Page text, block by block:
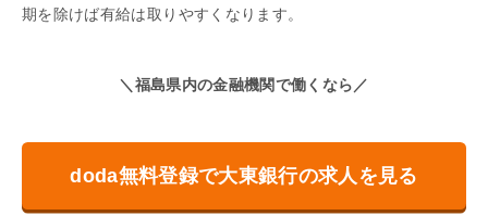
期を除けば有給は取りやすくなります。
＼福島県内の金融機関で働くなら／
doda無料登録で大東銀行の求人を見る